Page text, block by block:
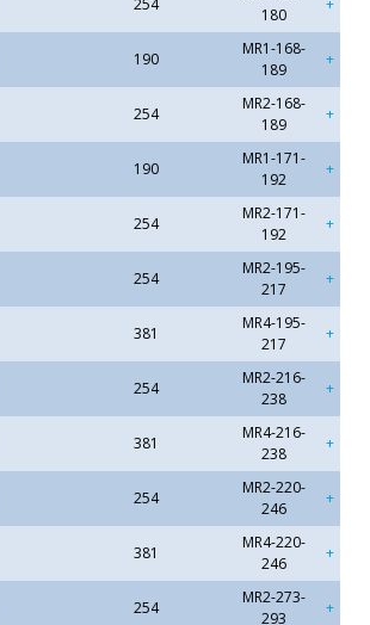
254
180
190
MR1-168-
189
254
MR2-168-
189
190
MR1-171-
192
254
MR2-171-
192
254
MR2-195-
217
381
MR4-195-
217
254
MR2-216-
238
381
MR4-216-
238
254
MR2-220-
246
381
MR4-220-
246
254
MR2-273-
293